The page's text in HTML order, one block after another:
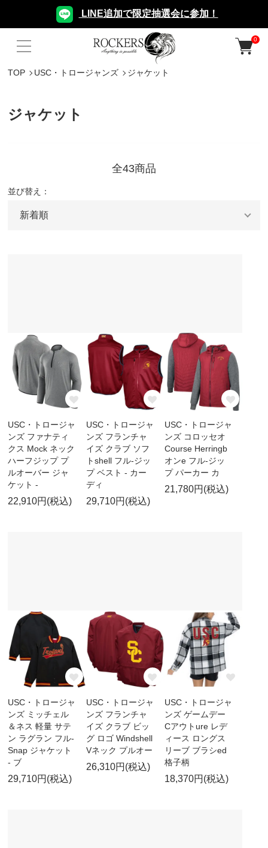
LINE追加で限定抽選会に参加！
0
TOP USC・トロージャンズ ジャケット
ジャケット
全43商品
並び替え：
USC・トロージャ
ンズ ファナティ
クス Mock ネック
ハーフジップ プ
ルオーバー ジャ
ケット -
22,910円(税込)
USC・トロージャ
ンズ フランチャ
イズ クラブ ソフ
トshell フル-ジッ
プ ベスト - カー
ディ
29,710円(税込)
USC・トロージャ
ンズ コロッセオ
Course Herringb
オンe フル-ジッ
プ パーカー カ
21,780円(税込)
USC・トロージャ
ンズ ミッチェル
＆ネス 軽量 サテ
ン ラグラン フル-
Snap ジャケット
- ブ
29,710円(税込)
USC・トロージャ
ンズ フランチャ
イズ クラブ ビッ
グ ロゴ Windshell
Vネック プルオー
26,310円(税込)
USC・トロージャ
ンズ ゲームデー
Cアウトure レデ
ィース ロングス
リーブ ブラシed
格子柄
18,370円(税込)